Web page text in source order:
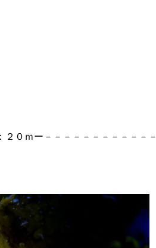
０ｍー－－－－－－－－－－－－